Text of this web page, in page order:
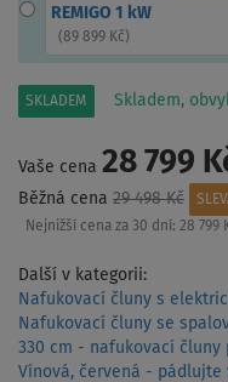
REMIGO 1 kW
(89 899 Kč)
SKLADEM Skladem,
Vaše cena 28 799
Běžná cena 29 498 Kč
Nejnižší cena za 30 dní: 28 799
Další v kategorii:
Nafukovací čluny s
Nafukovací čluny se
330 cm - nafukovací čluny
Vínová, červená - pádlujte